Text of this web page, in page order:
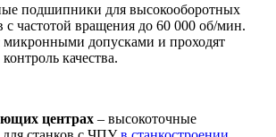
подшипники для высокооборотных
с частотой вращения до 60 000 об/мин.
микронными допусками и проходят
качества.
центрах – высокоточные